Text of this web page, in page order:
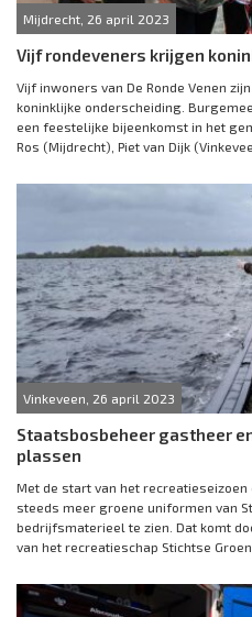
Mijdrecht, 26 april 2023
Vijf rondeveners krijgen
Vijf inwoners van De Ronde Venen
koninklijke onderscheiding.
een feestelijke bijeenkomst in het
Ros (Mijdrecht), Piet van Dijk
Vinkeveen, 26 april 2023
Staatsbosbeheer gastheer
plassen
Met de start van het recreatieseizoen
steeds meer groene uniformen van
bedrijfsmaterieel te zien. Dat komt
van het recreatieschap Stichtse